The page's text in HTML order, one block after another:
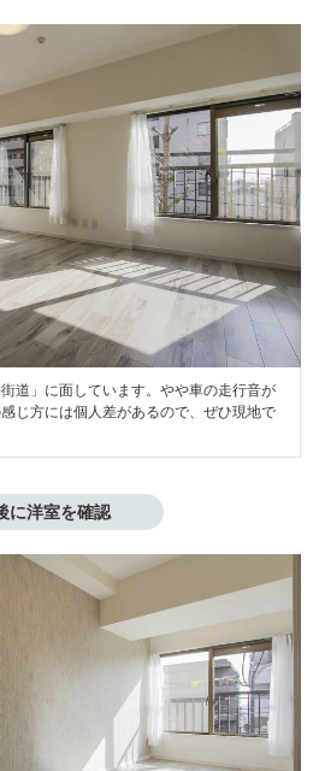
道」に面しています。やや車の走行音が
じ方には個人差があるので、ぜひ現地で
に洋室を確認